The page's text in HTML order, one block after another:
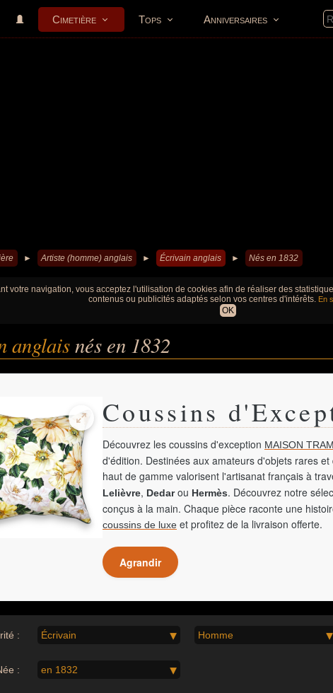
Cimetière Tops Anniversaires
► Artiste (homme) anglais ► Écrivain anglais ► Nés en 1832
votre navigation, vous acceptez l'utilisation de cookies afin de réaliser des
contenus ou publicités adaptés selon vos centres d'intérêts. En
OK
anglaisnés en 1832
Coussins
Découvrez les coussins d'exception MAISON
d'édition. Destinées aux amateurs d'objets rares
haut de gamme valorisent l'artisanat français à
Lelièvre, Dedarou Hermès. Découvrez notre
conçus à la main. Chaque pièce raconte une
coussins de luxe et profitez de la livraison offerte.
Agrandir
: Écrivain Homme
: en 1832